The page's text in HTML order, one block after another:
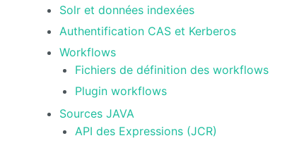
Solr et données indexées
Authentification CAS et Kerberos
Workflows
Fichiers de définition des workflows
Plugin workflows
Sources JAVA
API des Expressions (JCR)